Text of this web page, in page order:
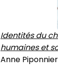
Identités du
humaines et
Anne